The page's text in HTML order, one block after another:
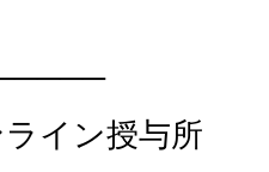
イン授与所